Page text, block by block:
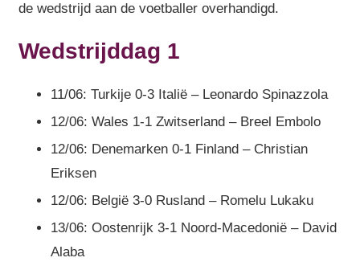
de wedstrijd aan de voetballer overhandigd.
Wedstrijddag 1
11/06: Turkije 0-3 Italië – Leonardo Spinazzola
12/06: Wales 1-1 Zwitserland – Breel Embolo
12/06: Denemarken 0-1 Finland – Christian
Eriksen
12/06: België 3-0 Rusland – Romelu Lukaku
13/06: Oostenrijk 3-1 Noord-Macedonië – David
Alaba